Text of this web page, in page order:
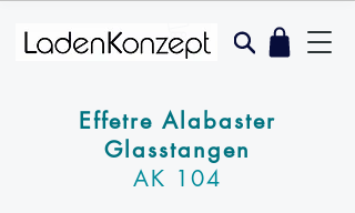
Effetre Alabaster
Glasstangen
AK 104